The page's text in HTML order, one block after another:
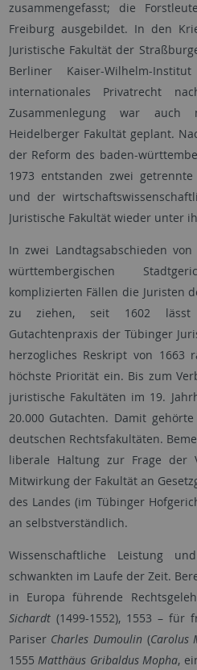
zusammengefasst; die
Freiburg ausgebildet. In den
Juristische Fakultät der
Berliner Kaiser-Wilhelm-
internationales Privatrecht
Zusammenlegung war
Heidelberger Fakultät geplant.
der Reform des baden-
1973 entstanden zwei getrennte
und der
Juristische Fakultät wieder unter
In zwei Landtagsabschieden
württembergischen
komplizierten Fällen die Juristen
zu ziehen, seit 1602 lässt
Gutachtenpraxis der Tübinger
herzogliches Reskript von 1663
höchste Priorität ein. Bis zum
juristische Fakultäten im 19.
20.000 Gutachten. Damit
deutschen Rechtsfakultäten.
liberale Haltung zur Frage der
Mitwirkung der Fakultät an
des Landes (im Tübinger
an selbstverständlich.
Wissenschaftliche Leistung
schwankten im Laufe der Zeit.
in Europa führende
Sichardt(1499-1552), 1553 – für
Pariser Charles Dumoulin (Carolus
1555 Matthäus Gribaldus Mopha,